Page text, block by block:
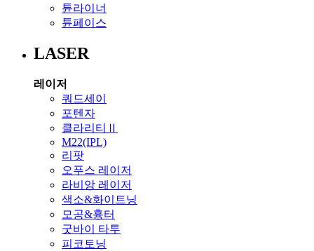
튠라이너
튠페이스
LASER
레이저
쿼드세이
포텐자
클라리티Ⅱ
M22(IPL)
리팟
오푸스 레이저
라비앙 레이저
색소&화이트닝
모공&흉터
굿바이 타투
피코토닝